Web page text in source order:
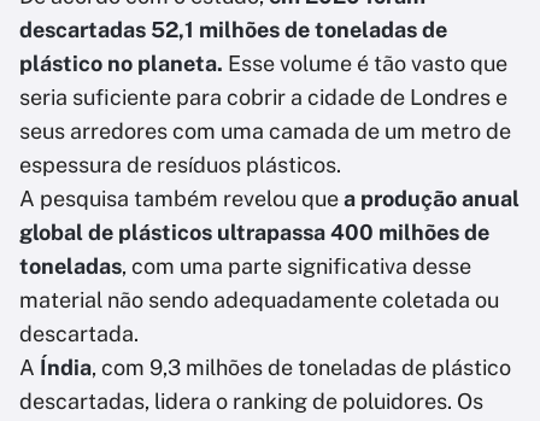
descartadas 52,1 milhões de toneladas de
plástico no planeta. Esse volume é tão vasto que
seria suficiente para cobrir a cidade de Londres e
seus arredores com uma camada de um metro de
espessura de resíduos plásticos.
A pesquisa também revelou quea produção anual
global de plásticos ultrapassa 400 milhões de
toneladas, com uma parte significativa desse
material não sendo adequadamente coletada ou
descartada.
A Índia, com 9,3 milhões de toneladas de plástico
descartadas, lidera o ranking de poluidores. Os